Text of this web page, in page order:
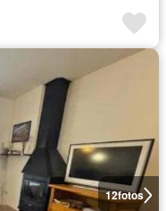
12fotos